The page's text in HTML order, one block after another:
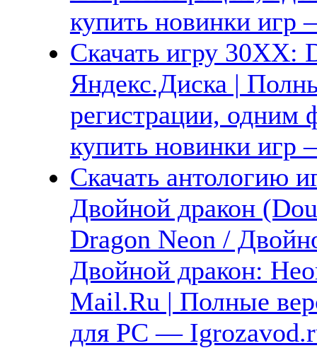
купить новинки
Скачать игру 30XX:
Яндекс.Диска |
регистрации, одним
купить новинки
Скачать антологию
Двойной дракон
Dragon Neon /
Двойной дракон:
Mail.Ru | Полные
для PC —